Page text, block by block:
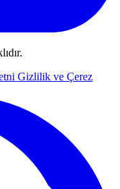
Gizlilik ve Çerez